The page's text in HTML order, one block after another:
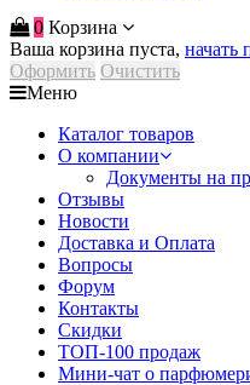
0 Корзина
Ваша корзина пуста, начать
Оформить Очистить
Меню
Каталог товаров
О компании
Документы на
Отзывы
Новости
Доставка и Оплата
Вопросы
Форум
Контакты
Скидки
ТОП-100 продаж
Мини-чат о